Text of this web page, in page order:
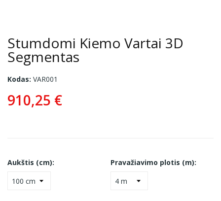
Stumdomi Kiemo Vartai 3D
Segmentas
Kodas: VAR001
910,25 €
Aukštis (cm): Pravažiavimo plotis (m):